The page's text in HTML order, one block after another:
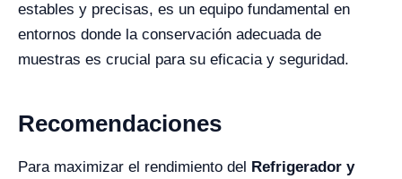
estables y precisas, es un equipo fundamental en
entornos donde la conservación adecuada de
muestras es crucial para su eficacia y seguridad.
Recomendaciones
Para maximizar el rendimiento del Refrigerador y